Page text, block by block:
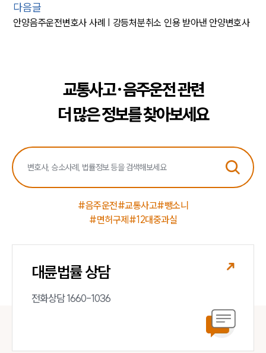
다음글
안양음주운전변호사 사례 | 강등처분취소 인용 받아낸 안양변호사
교통사고·음주운전 관련
더 많은 정보를 찾아보세요
#음주운전#교통사고#뺑소니
#면허구제 #12대중과실
대륜법률 상담
전화상담 1660-1036